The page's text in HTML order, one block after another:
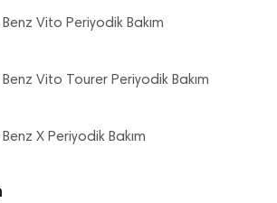
Vito Periyodik Bakım
Vito Tourer Periyodik Bakım
X Periyodik Bakım